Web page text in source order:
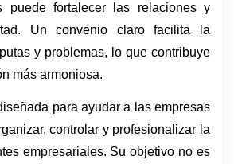
puede fortalecer las relaciones y
Un convenio claro facilita la
y problemas, lo que contribuye
más armoniosa.
para ayudar a las empresas
controlar y profesionalizar la
empresariales. Su objetivo no es